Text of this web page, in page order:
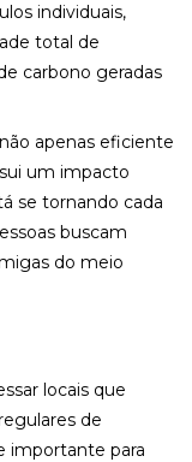
individuais,
total de
carbono geradas
apenas eficiente
um impacto
se tornando cada
buscam
do meio
locais que
de
importante para